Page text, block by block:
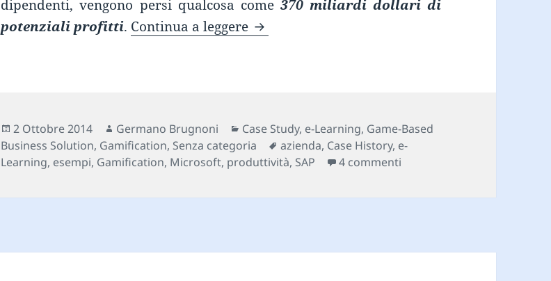
dipendenti, vengono persi qualcosa come 370 miliardi dollari di
potenziali profitti. Continua a leggere Esempi di una gamification di successo
Scritto
il
2 Ottobre 2014 Autore
Germano Brugnoni Categorie
Case Study, e-Learning, Game-Based
Business Solution, Gamification, Senza categoria Tag
azienda, Case History, e-
Learning, esempi, Gamification, Microsoft, produttività, SAP 4 commenti